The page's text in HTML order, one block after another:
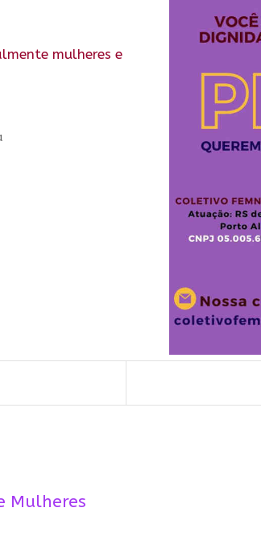
mulheres e
Mulheres